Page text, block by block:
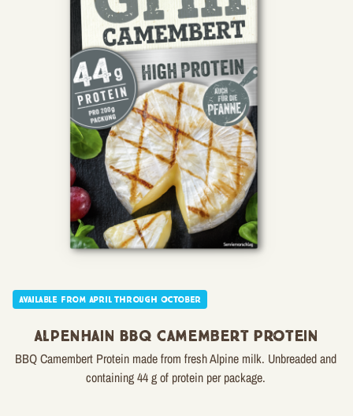
Available from April through October
Alpenhain BBQ Camembert Protein
BBQ Camembert Protein made from fresh Alpine milk. Unbreaded and
containing 44 g of protein per package.